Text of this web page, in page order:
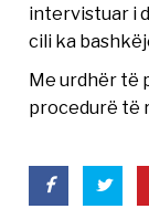
intervistuar i
cili ka
Me urdhër të
procedurë të